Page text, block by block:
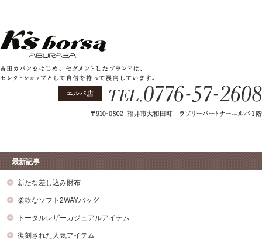
最新記事
新たな差し込み財布
柔軟なソフト2WAYバッグ
トータルレザーカジュアルアイテム
復刻された人気アイテム